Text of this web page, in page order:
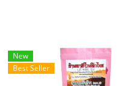
New
Best Seller